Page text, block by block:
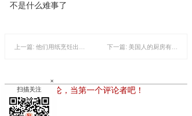
不是什么难事了
上一篇: 他们用纸烹饪出一系列视觉大餐，还拿了动画界的奥斯卡奖！ 下一篇: 美国人的厨房有什么不同？
暂时还没有评论，当第一个评论者吧！
发表评论
×
扫描关注